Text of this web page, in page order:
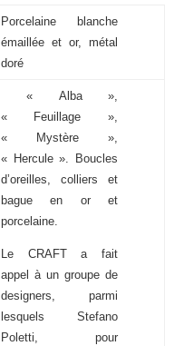
Porcelaine blanche
émaillée et or, métal
doré
« Alba »,
« Feuillage »,
« Mystère »,
« Hercule ». Boucles
d’oreilles, colliers et
bague en or et
porcelaine.
Le CRAFT a fait
appel à un groupe de
designers, parmi
lesquels Stefano
Poletti, pour